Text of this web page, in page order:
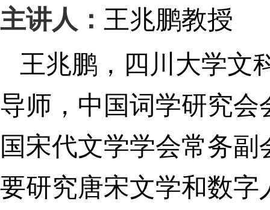
主讲人： 王兆鹏教授
王兆鹏，四川大学文
导师，中国词学研究
国宋代文学学会常务
要研究唐宋文学和数